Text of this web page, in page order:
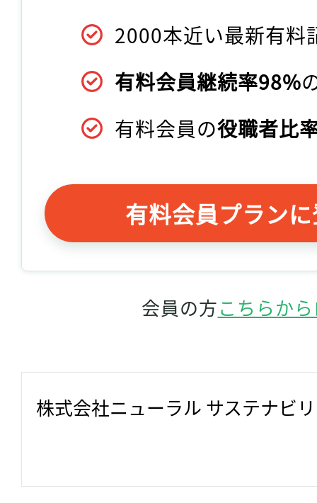
2000本近い最新有料
有料会員継続率98%
有料会員の役職者比
有料会員プラン
会員の方こちらか
株式会社ニューラル サステナビ